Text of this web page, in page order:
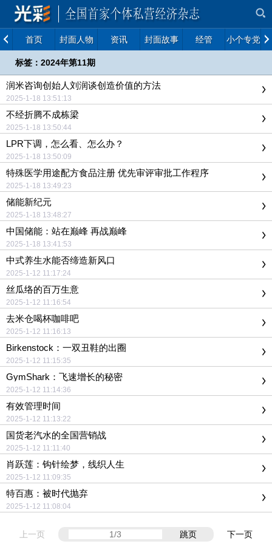
首页 封面人物 资讯 封面故事 经管 小个专党建
标签：2024年第11期
润米咨询创始人刘润谈创造价值的方法
2025-1-18 13:51:13
不经折腾不成栋梁
2025-1-18 13:50:44
LPR下调，怎么看、怎么办？
2025-1-18 13:50:09
特殊医学用途配方食品注册 优先审评审批工作程序
2025-1-18 13:49:23
储能新纪元
2025-1-18 13:48:27
中国储能：站在巅峰 再战巅峰
2025-1-18 13:41:53
中式养生水能否缔造新风口
2025-1-12 11:17:24
丝瓜络的百万生意
2025-1-12 11:16:54
去米仓喝杯咖啡吧
2025-1-12 11:16:13
Birkenstock：一双丑鞋的出圈
2025-1-12 11:15:35
GymShark：飞速增长的秘密
2025-1-12 11:14:36
有效管理时间
2025-1-12 11:13:22
国货老汽水的全国营销战
2025-1-12 11:11:40
肖跃莲：钩针绘梦，线织人生
2025-1-12 11:09:35
特百惠：被时代抛弃
2025-1-12 11:08:04
上一页 跳页 下一页